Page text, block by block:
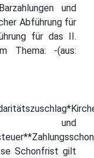
und
Abführung für
für das II.
Thema: -(aus:
Schonfrist gilt